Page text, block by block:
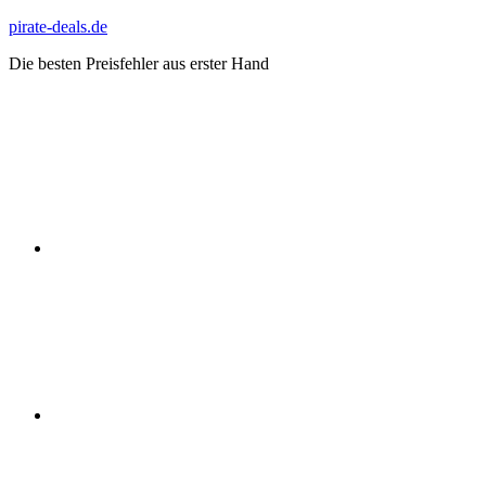
Zum
springen
pirate-deals.de
Die besten Preisfehler aus erster Hand